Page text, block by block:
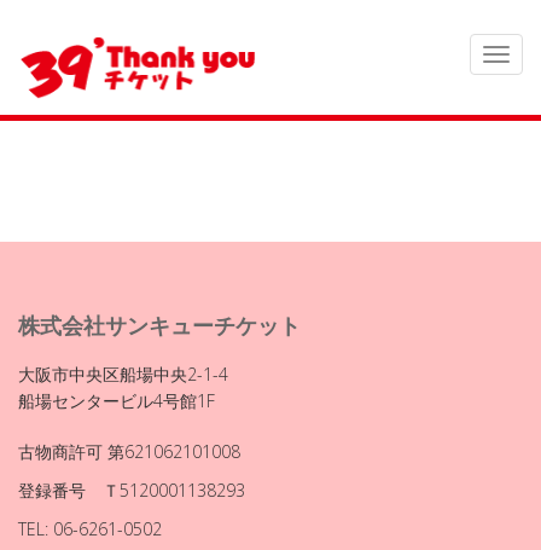
株式会社サンキューチケット
大阪市中央区船場中央2-1-4
船場センタービル4号館1F
古物商許可 第621062101008
登録番号 Ｔ5120001138293
TEL: 06-6261-0502